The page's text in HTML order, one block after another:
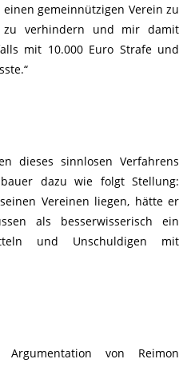
gemeinnützigen Verein zu
zu verhindern und mir damit
mit 10.000 Euro Strafe und
dieses sinnlosen Verfahrens
dazu wie folgt Stellung:
Vereinen liegen, hätte er
als besserwisserisch ein
und Unschuldigen mit
von Reimon